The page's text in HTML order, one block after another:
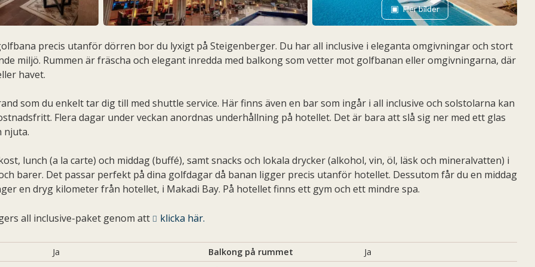
Fler bilder
precis utanför dörren bor du lyxigt på Steigenberger. Du har all inclusive i eleganta omgivningar och stort
miljö. Rummen är fräscha och elegant inredda med balkong som vetter mot golfbanan eller omgivningarna, där
havet.
som du enkelt tar dig till med shuttle service. Här finns även en bar som ingår i all inclusive och solstolarna kan
Flera dagar under veckan anordnas underhållning på hotellet. Det är bara att slå sig ner med ett glas
njuta.
lunch (a la carte) och middag (buffé), samt snacks och lokala drycker (alkohol, vin, öl, läsk och mineralvatten) i
barer. Det passar perfekt på dina golfdagar då banan ligger precis utanför hotellet. Dessutom får du en middag
en dryg kilometer från hotellet, i Makadi Bay. På hotellet finns ett gym och ett mindre spa.
all inclusive-paket genom att klicka här.
Ja Balkong på rummet
Ja